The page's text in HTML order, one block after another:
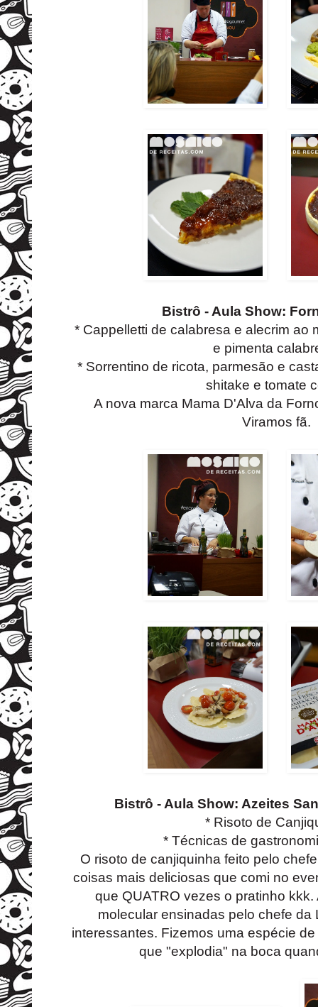
Bistrô - Aula Show:
* Cappelletti de calabresa e alecrim ao
e pimenta
* Sorrentino de ricota, parmesão e
shitake e tomate
A nova marca Mama D'Alva da
Viramos fã.
Bistrô - Aula Show: Azeites
* Risoto de
* Técnicas de
O risoto de canjiquinha feito pelo
coisas mais deliciosas que comi no
que QUATRO vezes o pratinho
molecular ensinadas pelo chefe da
interessantes. Fizemos uma espécie
que "explodia" na boca